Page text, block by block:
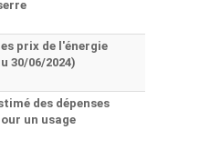
prix de l'énergie
30/06/2024)
des dépenses
un usage